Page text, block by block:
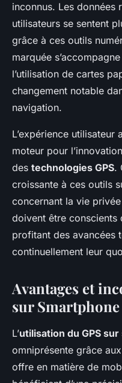
inconnus. Les données
utilisateurs se sentent
grâce à ces outils
marquée
l’utilisation de cartes
changement notable
navigation.
L’expérience utilisateur
moteur pour
des technologies GPS.
croissante à ces outils
concernant la vie
doivent être conscients
profitant des avancées
continuellement leur
Avantages et
sur Smartphone
L’utilisation du GPS
omniprésente grâce
offre en matière de